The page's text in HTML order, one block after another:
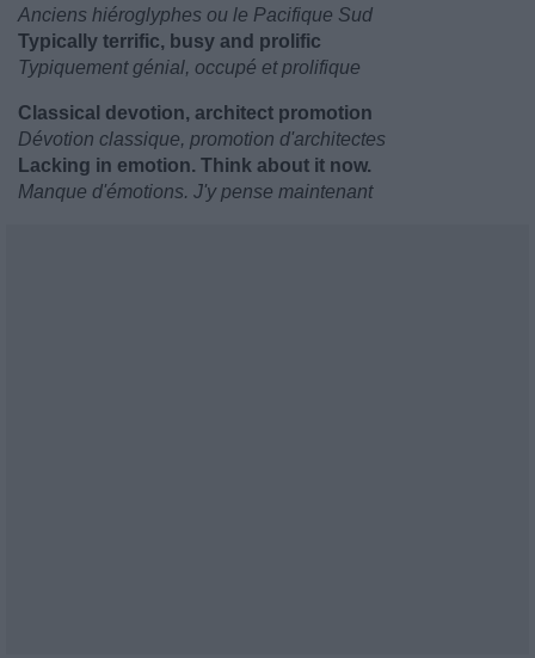
Anciens hiéroglyphes ou le Pacifique Sud
Typically terrific, busy and prolific
Typiquement génial, occupé et prolifique
Classical devotion, architect promotion
Dévotion classique, promotion d'architectes
Lacking in emotion. Think about it now.
Manque d'émotions. J'y pense maintenant